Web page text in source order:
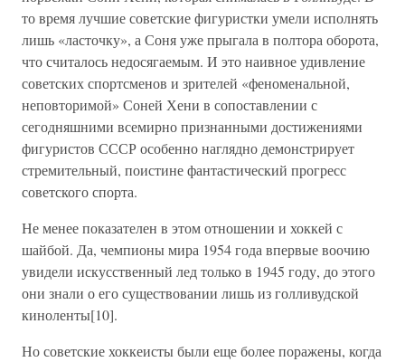
то время лучшие советские фигуристки умели исполнять
лишь «ласточку», а Соня уже прыгала в полтора оборота,
что считалось недосягаемым. И это наивное удивление
советских спортсменов и зрителей «феноменальной,
неповторимой» Соней Хени в сопоставлении с
сегодняшними всемирно признанными достижениями
фигуристов СССР особенно наглядно демонстрирует
стремительный, поистине фантастический прогресс
советского спорта.
Не менее показателен в этом отношении и хоккей с
шайбой. Да, чемпионы мира 1954 года впервые воочию
увидели искусственный лед только в 1945 году, до этого
они знали о его существовании лишь из голливудской
киноленты[10].
Но советские хоккеисты были еще более поражены, когда